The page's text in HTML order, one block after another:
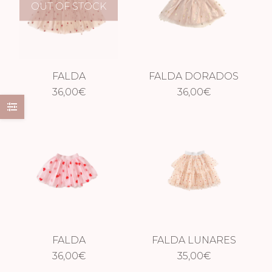
OUT OF STOCK
FALDA
CORAZONES
36,00€
FALDA DORADOS
CORTA
36,00€
FALDA
CORAZONES ROSA
36,00€
FALDA LUNARES
MULTICOLOR
35,00€